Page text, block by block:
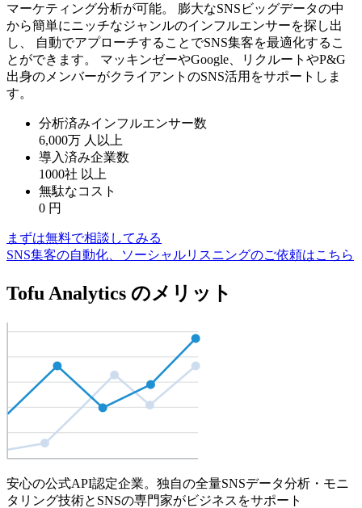
マーケティング分析が可能。 膨大なSNSビッグデータの中
から簡単にニッチなジャンルのインフルエンサーを探し出
し、 自動でアプローチすることでSNS集客を最適化するこ
とができます。 マッキンゼーやGoogle、リクルートやP&G
出身のメンバーがクライアントのSNS活用をサポートしま
す。
分析済みインフルエンサー数
6,000万 人以上
導入済み企業数
1000社 以上
無駄なコスト
0 円
まずは無料で相談してみる
SNS集客の自動化、ソーシャルリスニングのご依頼はこちら
Tofu Analytics のメリット
安心の公式API認定企業。独自の全量SNSデータ分析・モニ
タリング技術とSNSの専門家がビジネスをサポート